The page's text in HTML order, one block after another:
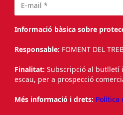
Informació bàsica sobre
Responsable: FOMENT DEL
Finalitat: Subscripció al butlletí
escau, per a prospecció
Més informació i drets: Política